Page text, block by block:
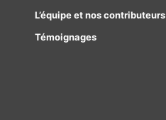
L’équipe et nos contributeurs
Témoignages